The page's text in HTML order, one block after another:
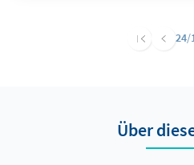
zu sozialen Spannungen
24/
Über